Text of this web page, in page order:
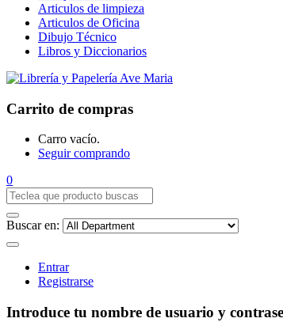
Articulos de limpieza
Articulos de Oficina
Dibujo Técnico
Libros y Diccionarios
Carrito de compras
Carro vacío.
Seguir comprando
0
Buscar en:
Entrar
Registrarse
Introduce tu nombre de usuario y